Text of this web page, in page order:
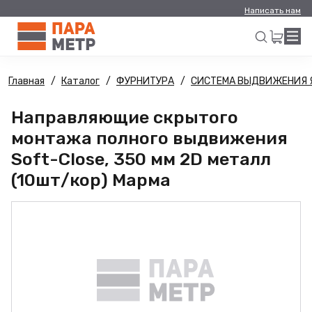
Написать нам
Искать
Главная Каталог ФУРНИТУРА СИСТЕМА ВЫДВИЖЕНИЯ
Направляющие скрытого
монтажа полного выдвижения
Soft-Close, 350 мм 2D металл
(10шт/кор) Марма